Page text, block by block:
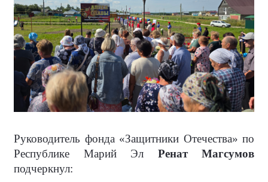
Руководитель фонда «Защитники Отечества» по
Республике Марий Эл Ренат Магсумов
подчеркнул: